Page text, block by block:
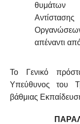
θυμάτων
απέναντι
Το Γενικό
Υπεύθυνος του
βάθμιας